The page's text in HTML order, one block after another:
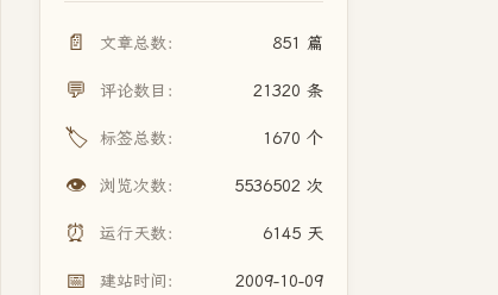
📄 文章总数： 851 篇
💬 评论数目： 21320 条
🏷️ 标签总数： 1670 个
👁️ 浏览次数： 5536502 次
⏰ 运行天数： 6145 天
📅 建站时间： 2009-10-09